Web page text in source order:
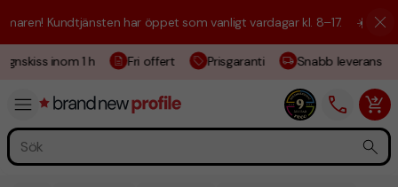
Kundtjänsten har öppet som vanligt vardagar kl. 8–17. ☀️ Vi är här
inom 1 h Fri offert Prisgaranti Snabb leverans